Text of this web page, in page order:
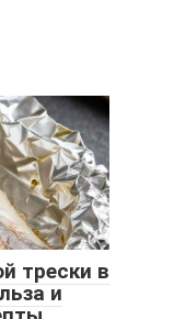
трески в
и